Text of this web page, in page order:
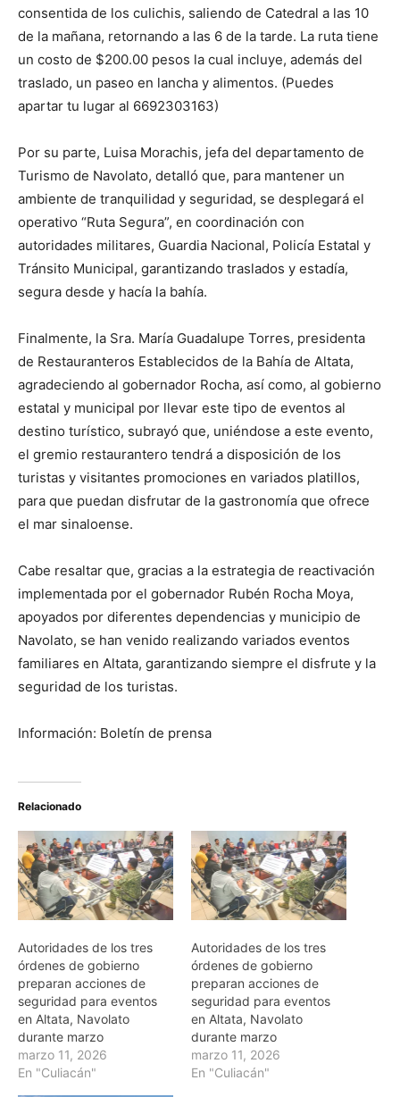
consentida de los culichis, saliendo de Catedral a las 10
de la mañana, retornando a las 6 de la tarde. La ruta tiene
un costo de $200.00 pesos la cual incluye, además del
traslado, un paseo en lancha y alimentos. (Puedes
apartar tu lugar al 6692303163)
Por su parte, Luisa Morachis, jefa del departamento de
Turismo de Navolato, detalló que, para mantener un
ambiente de tranquilidad y seguridad, se desplegará el
operativo “Ruta Segura”, en coordinación con
autoridades militares, Guardia Nacional, Policía Estatal y
Tránsito Municipal, garantizando traslados y estadía,
segura desde y hacía la bahía.
Finalmente, la Sra. María Guadalupe Torres, presidenta
de Restauranteros Establecidos de la Bahía de Altata,
agradeciendo al gobernador Rocha, así como, al gobierno
estatal y municipal por llevar este tipo de eventos al
destino turístico, subrayó que, uniéndose a este evento,
el gremio restaurantero tendrá a disposición de los
turistas y visitantes promociones en variados platillos,
para que puedan disfrutar de la gastronomía que ofrece
el mar sinaloense.
Cabe resaltar que, gracias a la estrategia de reactivación
implementada por el gobernador Rubén Rocha Moya,
apoyados por diferentes dependencias y municipio de
Navolato, se han venido realizando variados eventos
familiares en Altata, garantizando siempre el disfrute y la
seguridad de los turistas.
Información: Boletín de prensa
Relacionado
Autoridades de los tres
órdenes de gobierno
preparan acciones de
seguridad para eventos
en Altata, Navolato
durante marzo
marzo 11, 2026
En "Culiacán"
Autoridades de los tres
órdenes de gobierno
preparan acciones de
seguridad para eventos
en Altata, Navolato
durante marzo
marzo 11, 2026
En "Culiacán"